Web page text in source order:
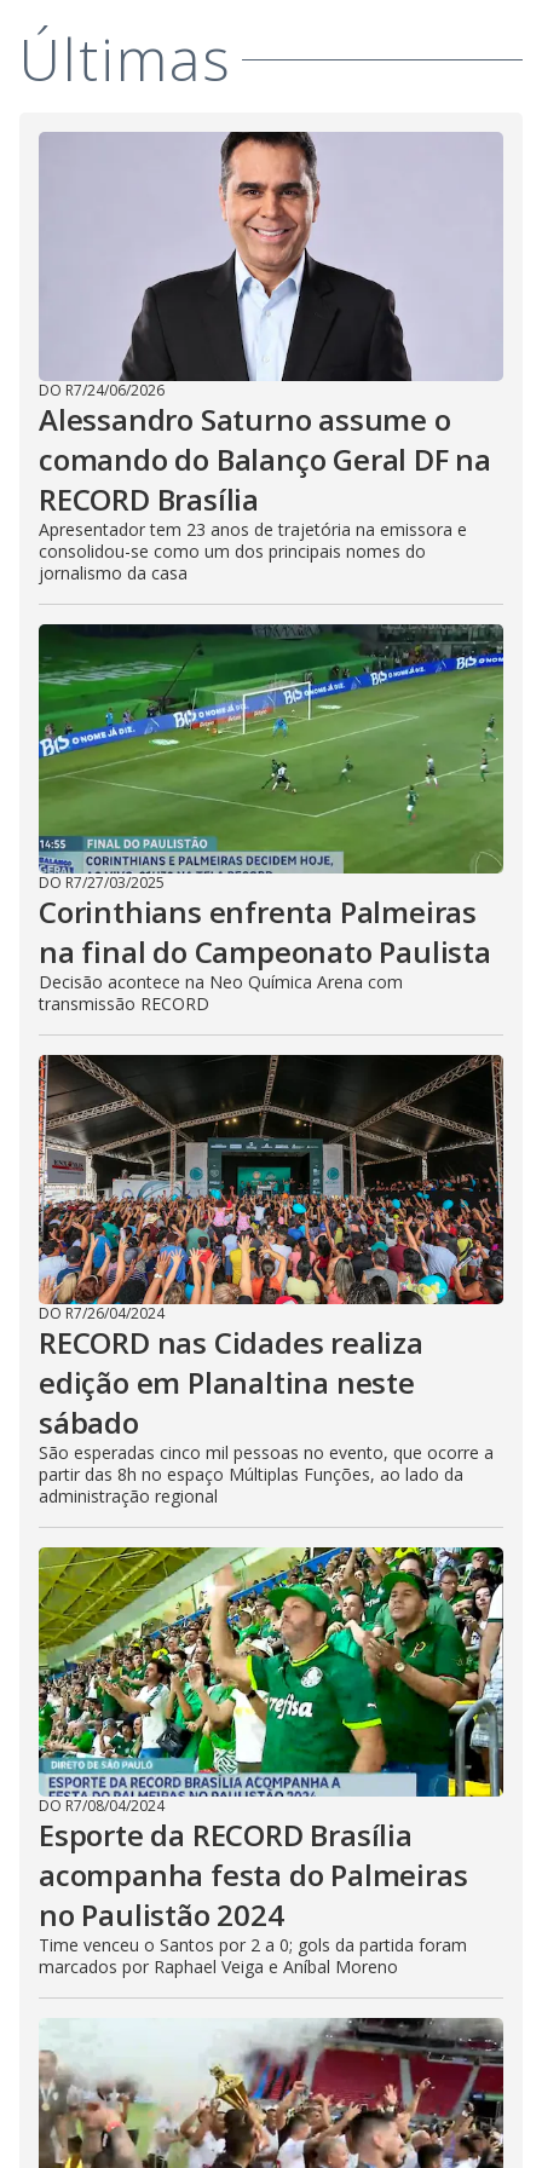
i
d
e
o
Últimas
DO R7/24/06/2026
Alessandro Saturno assume o
comando do Balanço Geral DF na
RECORD Brasília
Apresentador tem 23 anos de trajetória na emissora e
consolidou-se como um dos principais nomes do
jornalismo da casa
DO R7/27/03/2025
Corinthians enfrenta Palmeiras
na final do Campeonato Paulista
Decisão acontece na Neo Química Arena com
transmissão RECORD
DO R7/26/04/2024
RECORD nas Cidades realiza
edição em Planaltina neste
sábado
São esperadas cinco mil pessoas no evento, que ocorre a
partir das 8h no espaço Múltiplas Funções, ao lado da
administração regional
DO R7/08/04/2024
Esporte da RECORD Brasília
acompanha festa do Palmeiras
no Paulistão 2024
Time venceu o Santos por 2 a 0; gols da partida foram
marcados por Raphael Veiga e Aníbal Moreno